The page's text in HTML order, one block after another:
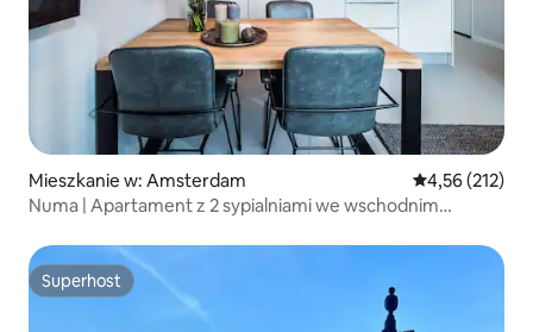
Mieszkanie w: Amsterdam Średnia
4,56 (212)
Numa | Apartament z 2 sypialniami we wschodnim
Superhost
Superhost